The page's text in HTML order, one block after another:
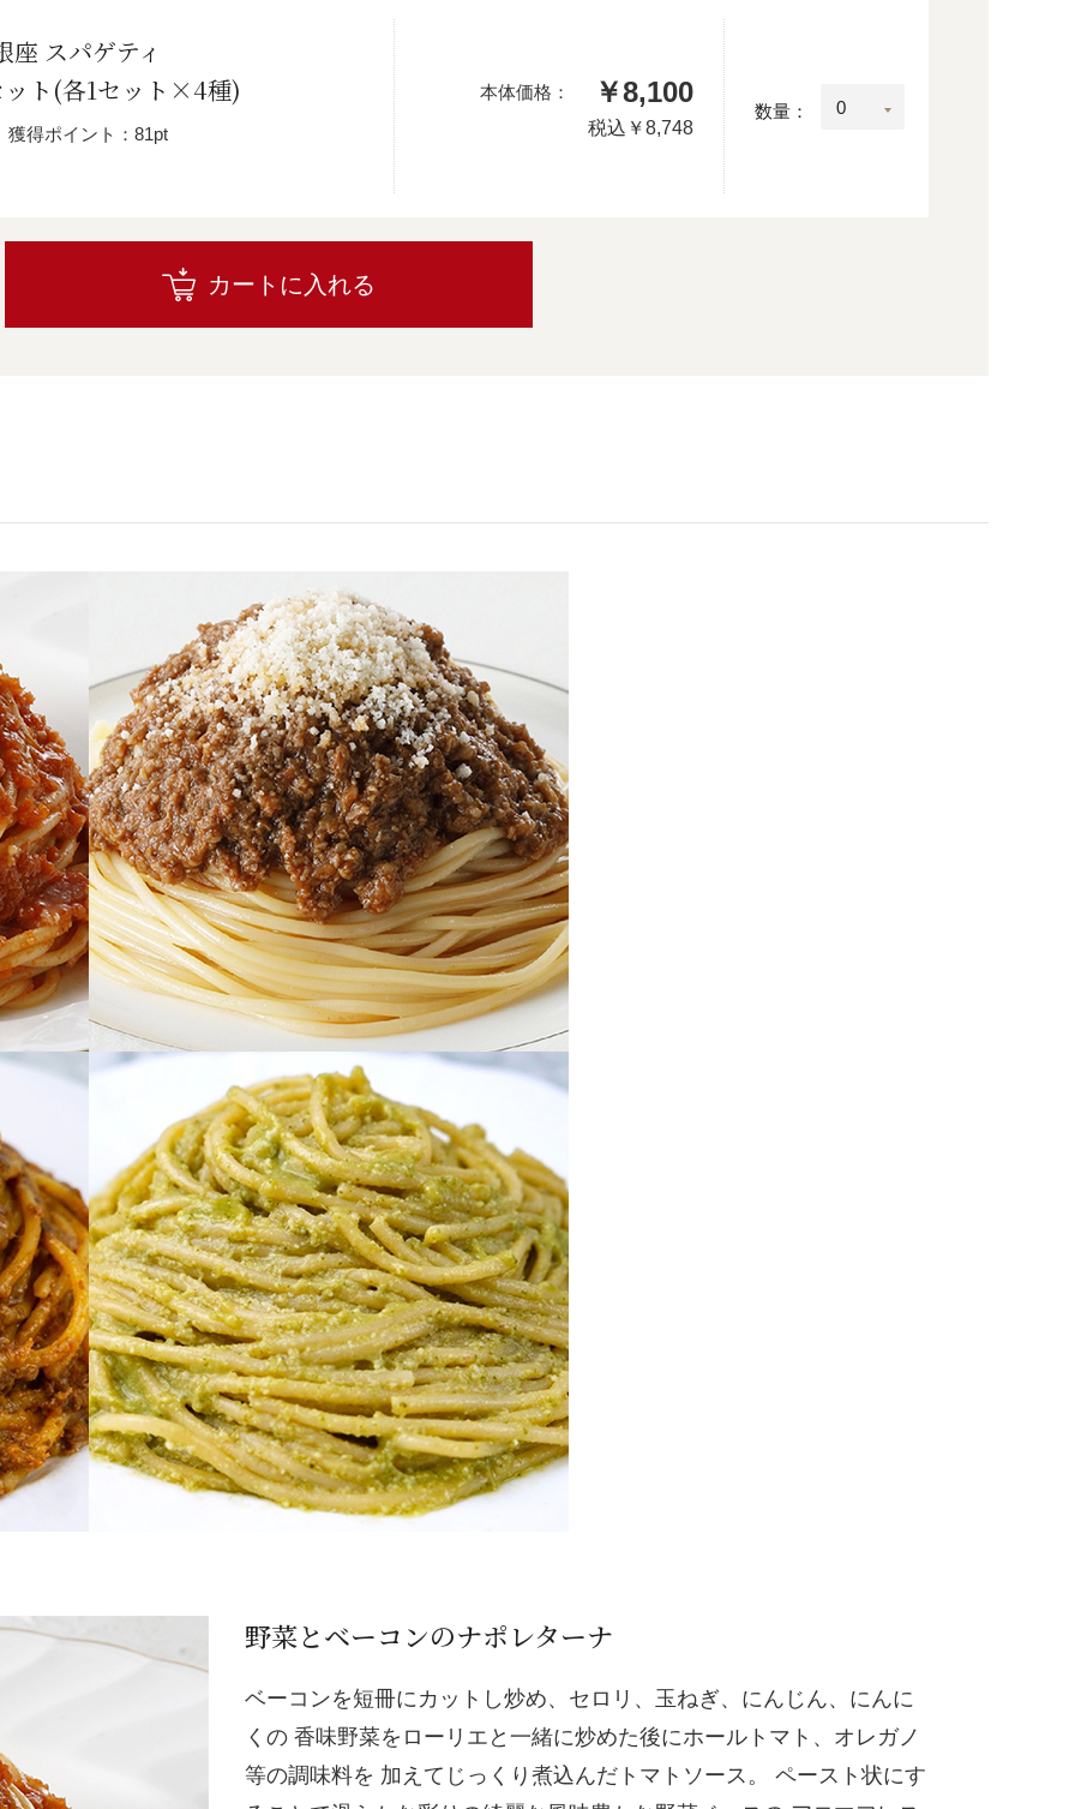
座 スパゲティ
ト(各1セット×4種)
獲得ポイント：81pt
本体価格： ￥8,100
税込 ￥8,748
数量：
カートに入れる
野菜とベーコンのナポレターナ
ベーコンを短冊にカットし炒め、セロリ、玉ねぎ、にんじん、にんに
くの 香味野菜をローリエと一緒に炒めた後にホールトマト、オレガノ
等の調味料を 加えてじっくり煮込んだトマトソース。 ペースト状にす